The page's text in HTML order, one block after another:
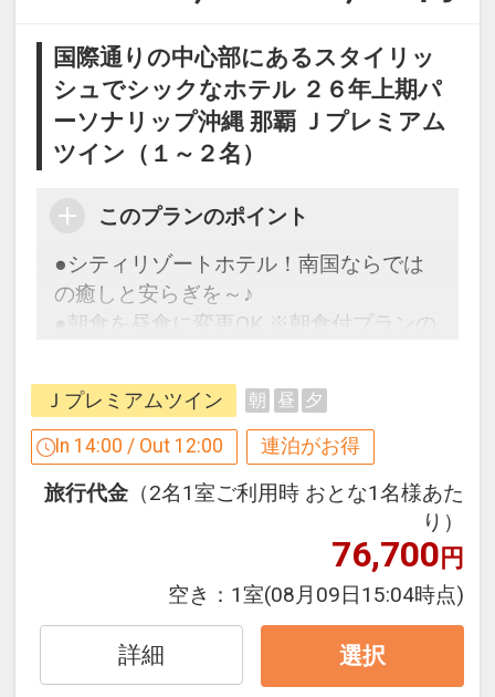
国際通りの中心部にあるスタイリッ
シュでシックなホテル ２６年上期パ
ーソナリップ沖縄 那覇 Ｊプレミアム
ツイン（１～２名）
このプランのポイント
●シティリゾートホテル！南国ならでは
の癒しと安らぎを～♪
●朝食を昼食に変更OK ※朝食付プランの
【連泊するとお得】連泊割引がございま
す
連泊の場合、
１泊目より１泊につきおひとり様 ５００
※割引適用後のご旅行代金は、カレンダ
ーからお進みいただいた後表示される
「空室照会結果確認画面」でご確認くだ
さい。
Ｊプレミアムツイン 朝 昼 夕
In 14:00 / Out 12:00 連泊がお得
旅行代金 （2名1室ご利用時 おとな1名様あた
り）
76,700円
空き： 1室(08月09日15:04時点)
詳細 選択